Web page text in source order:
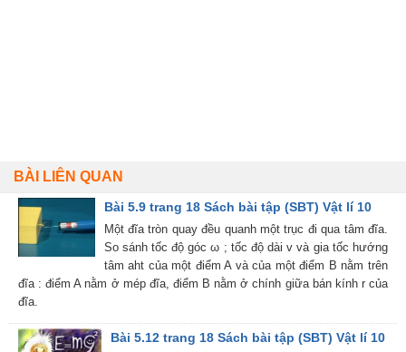
BÀI LIÊN QUAN
Bài 5.9 trang 18 Sách bài tập (SBT) Vật lí 10
Một đĩa tròn quay đều quanh một trục đi qua tâm đĩa.
So sánh tốc độ góc ω ; tốc độ dài v và gia tốc hướng
tâm aht của một điểm A và của một điểm B nằm trên
đĩa : điểm A nằm ở mép đĩa, điểm B nằm ở chính giữa bán kính r của
đĩa.
Bài 5.12 trang 18 Sách bài tập (SBT) Vật lí 10